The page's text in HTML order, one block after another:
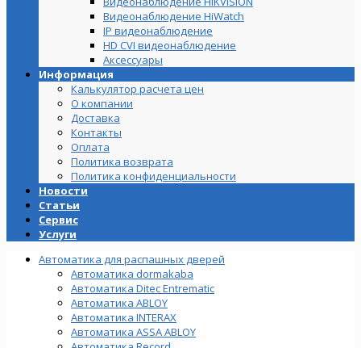
Видеонаблюдение HiWatch
IP видеонаблюдение
HD CVI видеонаблюдение
Аксессуары
Информация
Калькулятор расчета цен
О компании
Доставка
Контакты
Оплата
Политика возврата
Политика конфиденциальности
Новости
Статьи
Сервис
Услуги
Автоматика для распашных дверей
Автоматика dormakaba
Автоматика Ditec Entrematic
Автоматика ABLOY
Автоматика INTERAX
Автоматика ASSA ABLOY